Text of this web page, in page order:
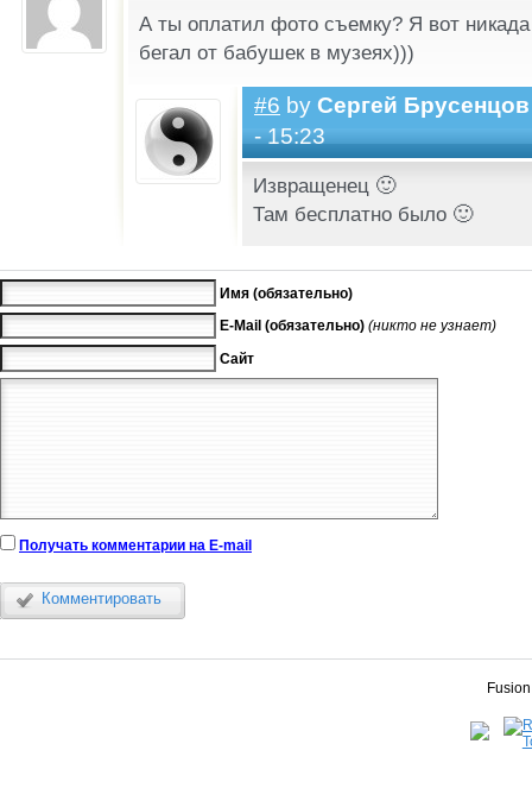
А ты оплатил фото съемку? Я вот
бегал от бабушек в музеях)))
#6 by Сергей Брусенцов
- 15:23
Извращенец 🙂
Там бесплатно было 🙂
Имя (обязательно)
E-Mail (обязательно) (никто не узнает)
Сайт
Получать комментарии на E-mail
Комментировать